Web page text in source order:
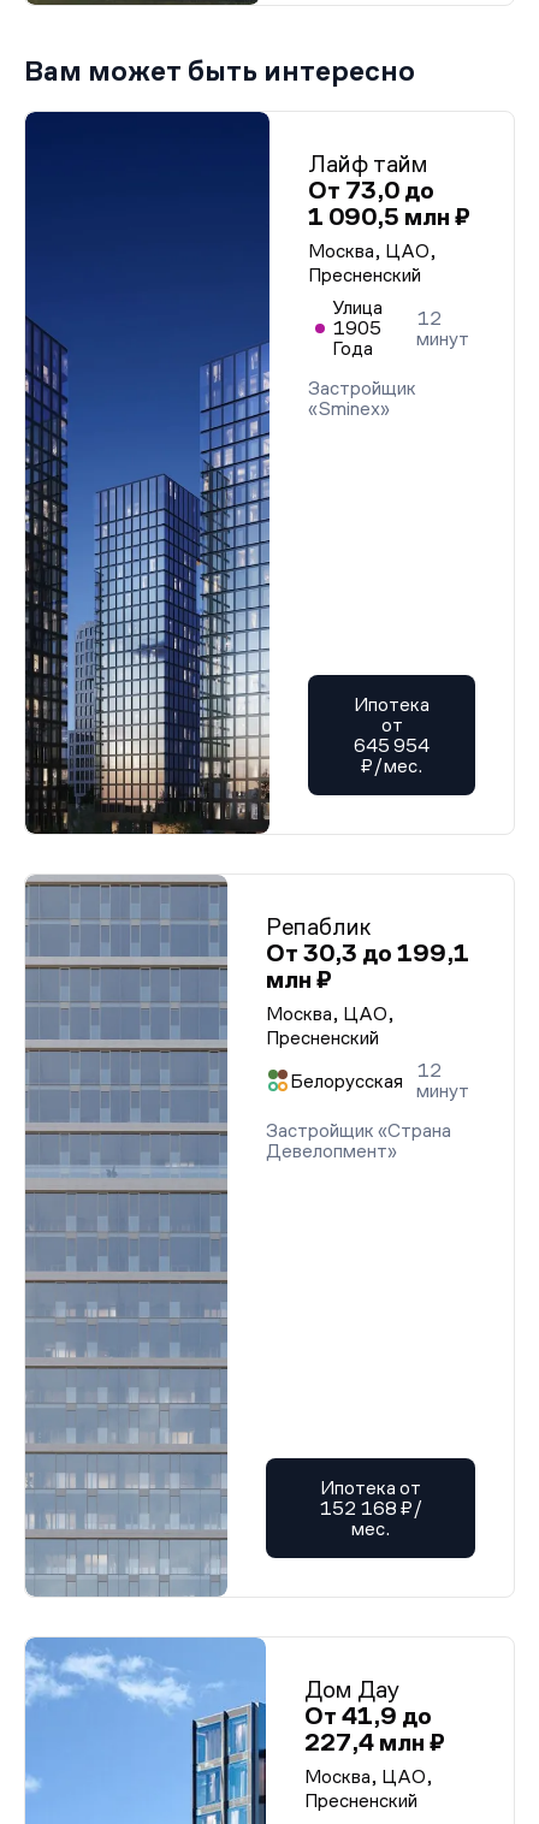
Вам может быть интересно
Лайф тайм
От 73,0 до
1 090,5 млн ₽
Москва, ЦАО,
Пресненский
Улица
1905
Года
12
минут
Застройщик
«Sminex»
Ипотека
от
645 954
₽/мес.
Репаблик
От 30,3 до 199,1
млн ₽
Москва, ЦАО,
Пресненский
Белорусская
12
минут
Застройщик «Страна
Девелопмент»
Ипотека от
152 168 ₽/
мес.
Дом Дау
От 41,9 до
227,4 млн ₽
Москва, ЦАО,
Пресненский